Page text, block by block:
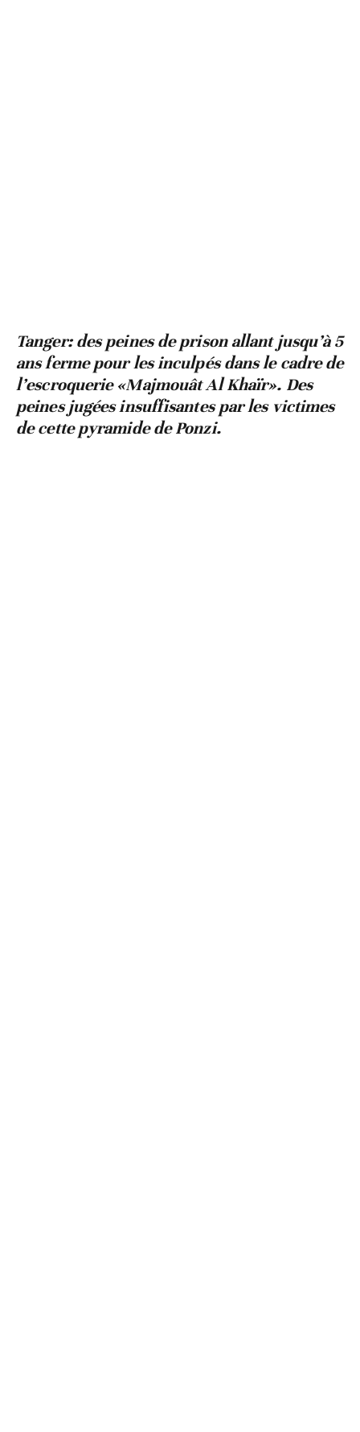
Tanger: des peines de prison allant jusqu’à 5
ans ferme pour les inculpés dans le cadre de
l’escroquerie «Majmouât Al Khaïr». Des
peines jugées insuffisantes par les victimes
de cette pyramide de Ponzi.